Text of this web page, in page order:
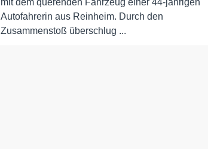
mit dem querenden Fahrzeug einer 44-jährigen
Autofahrerin aus Reinheim. Durch den
Zusammenstoß überschlug ...